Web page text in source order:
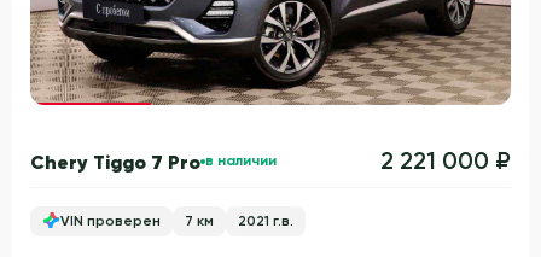
Гарантия 3 года
Chery Tiggo 7 Pro в наличии 2 221 000 ₽
VIN проверен 7 км 2021 г.в.